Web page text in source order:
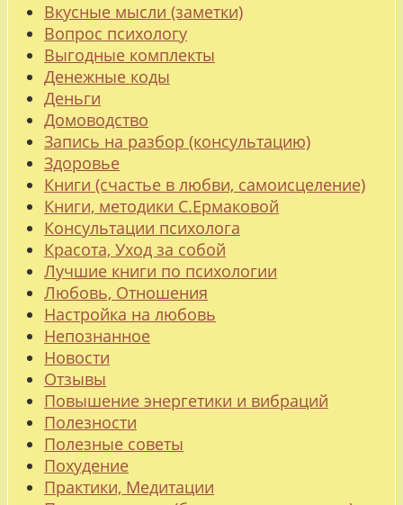
Вкусные мысли (заметки)
Вопрос психологу
Выгодные комплекты
Денежные коды
Деньги
Домоводство
Запись на разбор (консультацию)
Здоровье
Книги (счастье в любви, самоисцеление)
Книги, методики С.Ермаковой
Консультации психолога
Красота, Уход за собой
Лучшие книги по психологии
Любовь, Отношения
Настройка на любовь
Непознанное
Новости
Отзывы
Повышение энергетики и вибраций
Полезности
Полезные советы
Похудение
Практики, Медитации